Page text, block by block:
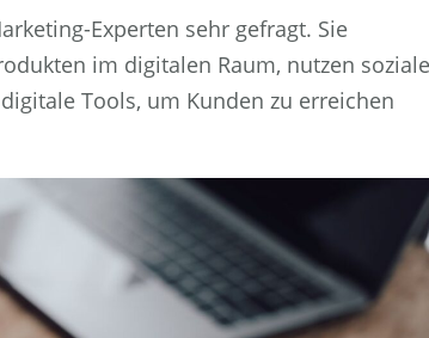
Experten sehr gefragt. Sie
im digitalen Raum, nutzen soziale
Tools, um Kunden zu erreichen